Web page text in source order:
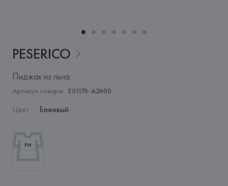
PESERICO
Пиджак из льна
Артикул товара: E01176-A2600
Цвет: Бежевый